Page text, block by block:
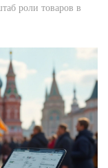
роли товаров в